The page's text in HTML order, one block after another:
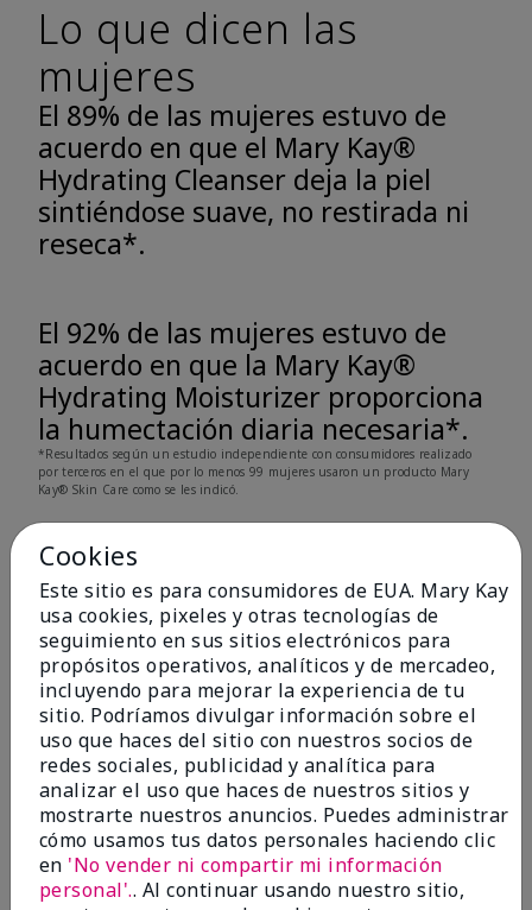
Lo que dicen las
mujeres
El 89% de las mujeres estuvo de
acuerdo en que el Mary Kay®
Hydrating Cleanser deja la piel
sintiéndose suave, no restirada ni
reseca*.
El 92% de las mujeres estuvo de
acuerdo en que la Mary Kay®
Hydrating Moisturizer proporciona
la humectación diaria necesaria*.
*Resultados según un estudio independiente con consumidores realizado
por terceros en el que por lo menos 99 mujeres usaron un producto Mary
Kay® Skin Care como se les indicó.
Quizás también te guste
Cookies
Este sitio es para consumidores de EUA. Mary Kay
usa cookies, pixeles y otras tecnologías de
seguimiento en sus sitios electrónicos para
propósitos operativos, analíticos y de mercadeo,
incluyendo para mejorar la experiencia de tu
sitio. Podríamos divulgar información sobre el
uso que haces del sitio con nuestros socios de
redes sociales, publicidad y analítica para
analizar el uso que haces de nuestros sitios y
mostrarte nuestros anuncios. Puedes administrar
cómo usamos tus datos personales haciendo clic
en 'No vender ni compartir mi información
personal'.. Al continuar usando nuestro sitio,